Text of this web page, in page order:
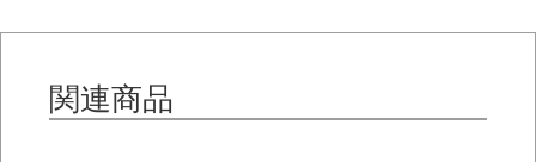
関連商品